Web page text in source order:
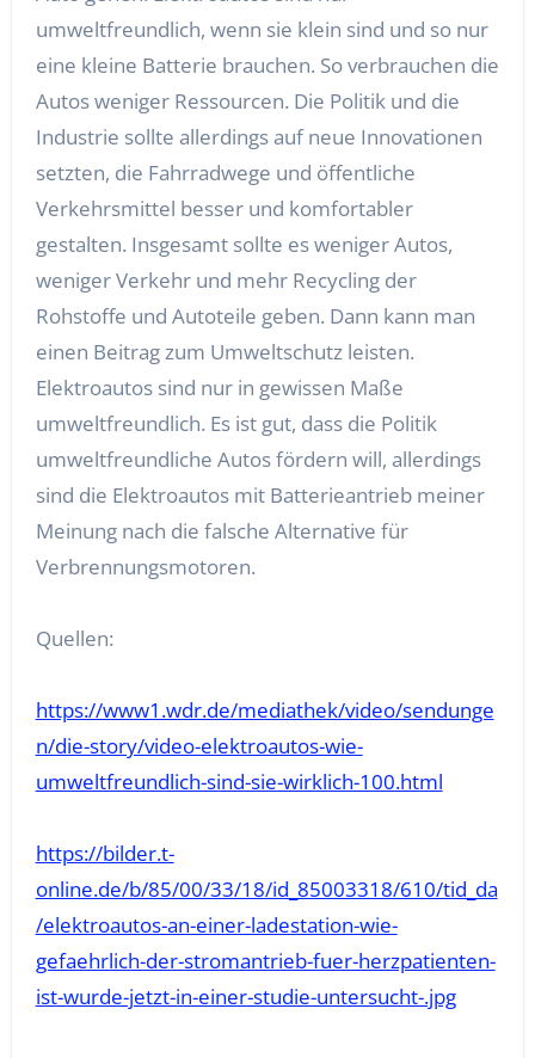
umweltfreundlich, wenn sie klein sind und so nur
eine kleine Batterie brauchen. So verbrauchen die
Autos weniger Ressourcen. Die Politik und die
Industrie sollte allerdings auf neue Innovationen
setzten, die Fahrradwege und öffentliche
Verkehrsmittel besser und komfortabler
gestalten. Insgesamt sollte es weniger Autos,
weniger Verkehr und mehr Recycling der
Rohstoffe und Autoteile geben. Dann kann man
einen Beitrag zum Umweltschutz leisten.
Elektroautos sind nur in gewissen Maße
umweltfreundlich. Es ist gut, dass die Politik
umweltfreundliche Autos fördern will, allerdings
sind die Elektroautos mit Batterieantrieb meiner
Meinung nach die falsche Alternative für
Verbrennungsmotoren.
Quellen:
https://www1.wdr.de/mediathek/video/sendunge
n/die-story/video-elektroautos-wie-
umweltfreundlich-sind-sie-wirklich-100.html
https://bilder.t-
online.de/b/85/00/33/18/id_85003318/610/tid_da
/elektroautos-an-einer-ladestation-wie-
gefaehrlich-der-stromantrieb-fuer-herzpatienten-
ist-wurde-jetzt-in-einer-studie-untersucht-.jpg